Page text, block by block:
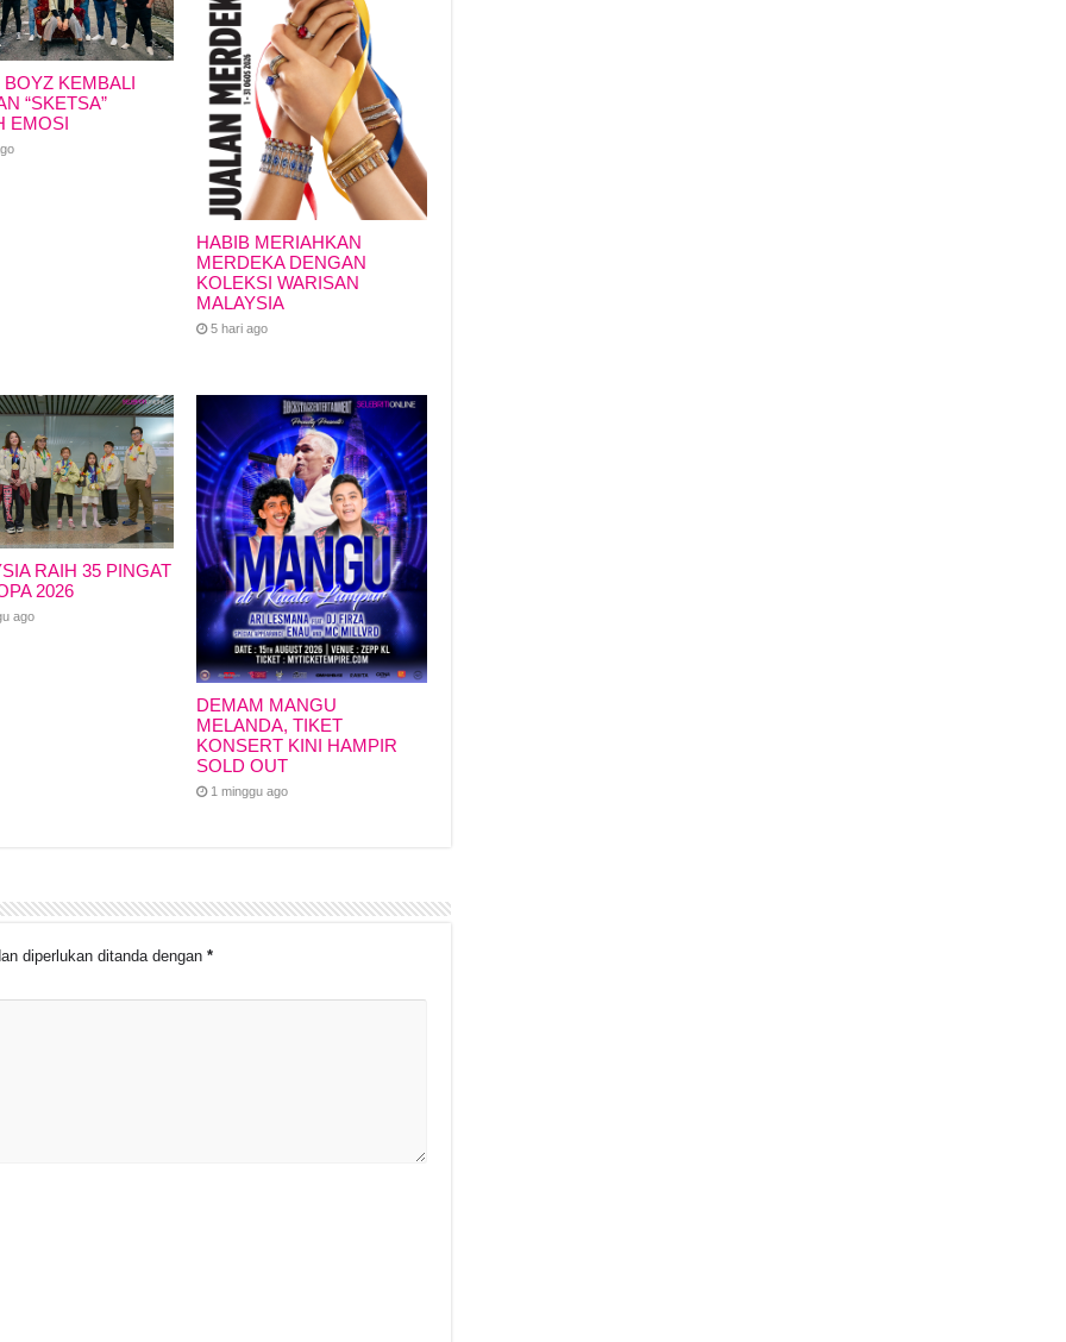
BOYZ KEMBALI
“SKETSA”
EMOSI
HABIB MERIAHKAN
MERDEKA DENGAN
KOLEKSI WARISAN
MALAYSIA
5 hari ago
RAIH 35 PINGAT
2026
ago
DEMAM MANGU
MELANDA, TIKET
KONSERT KINI HAMPIR
SOLD OUT
1 minggu ago
diperlukan ditanda dengan *